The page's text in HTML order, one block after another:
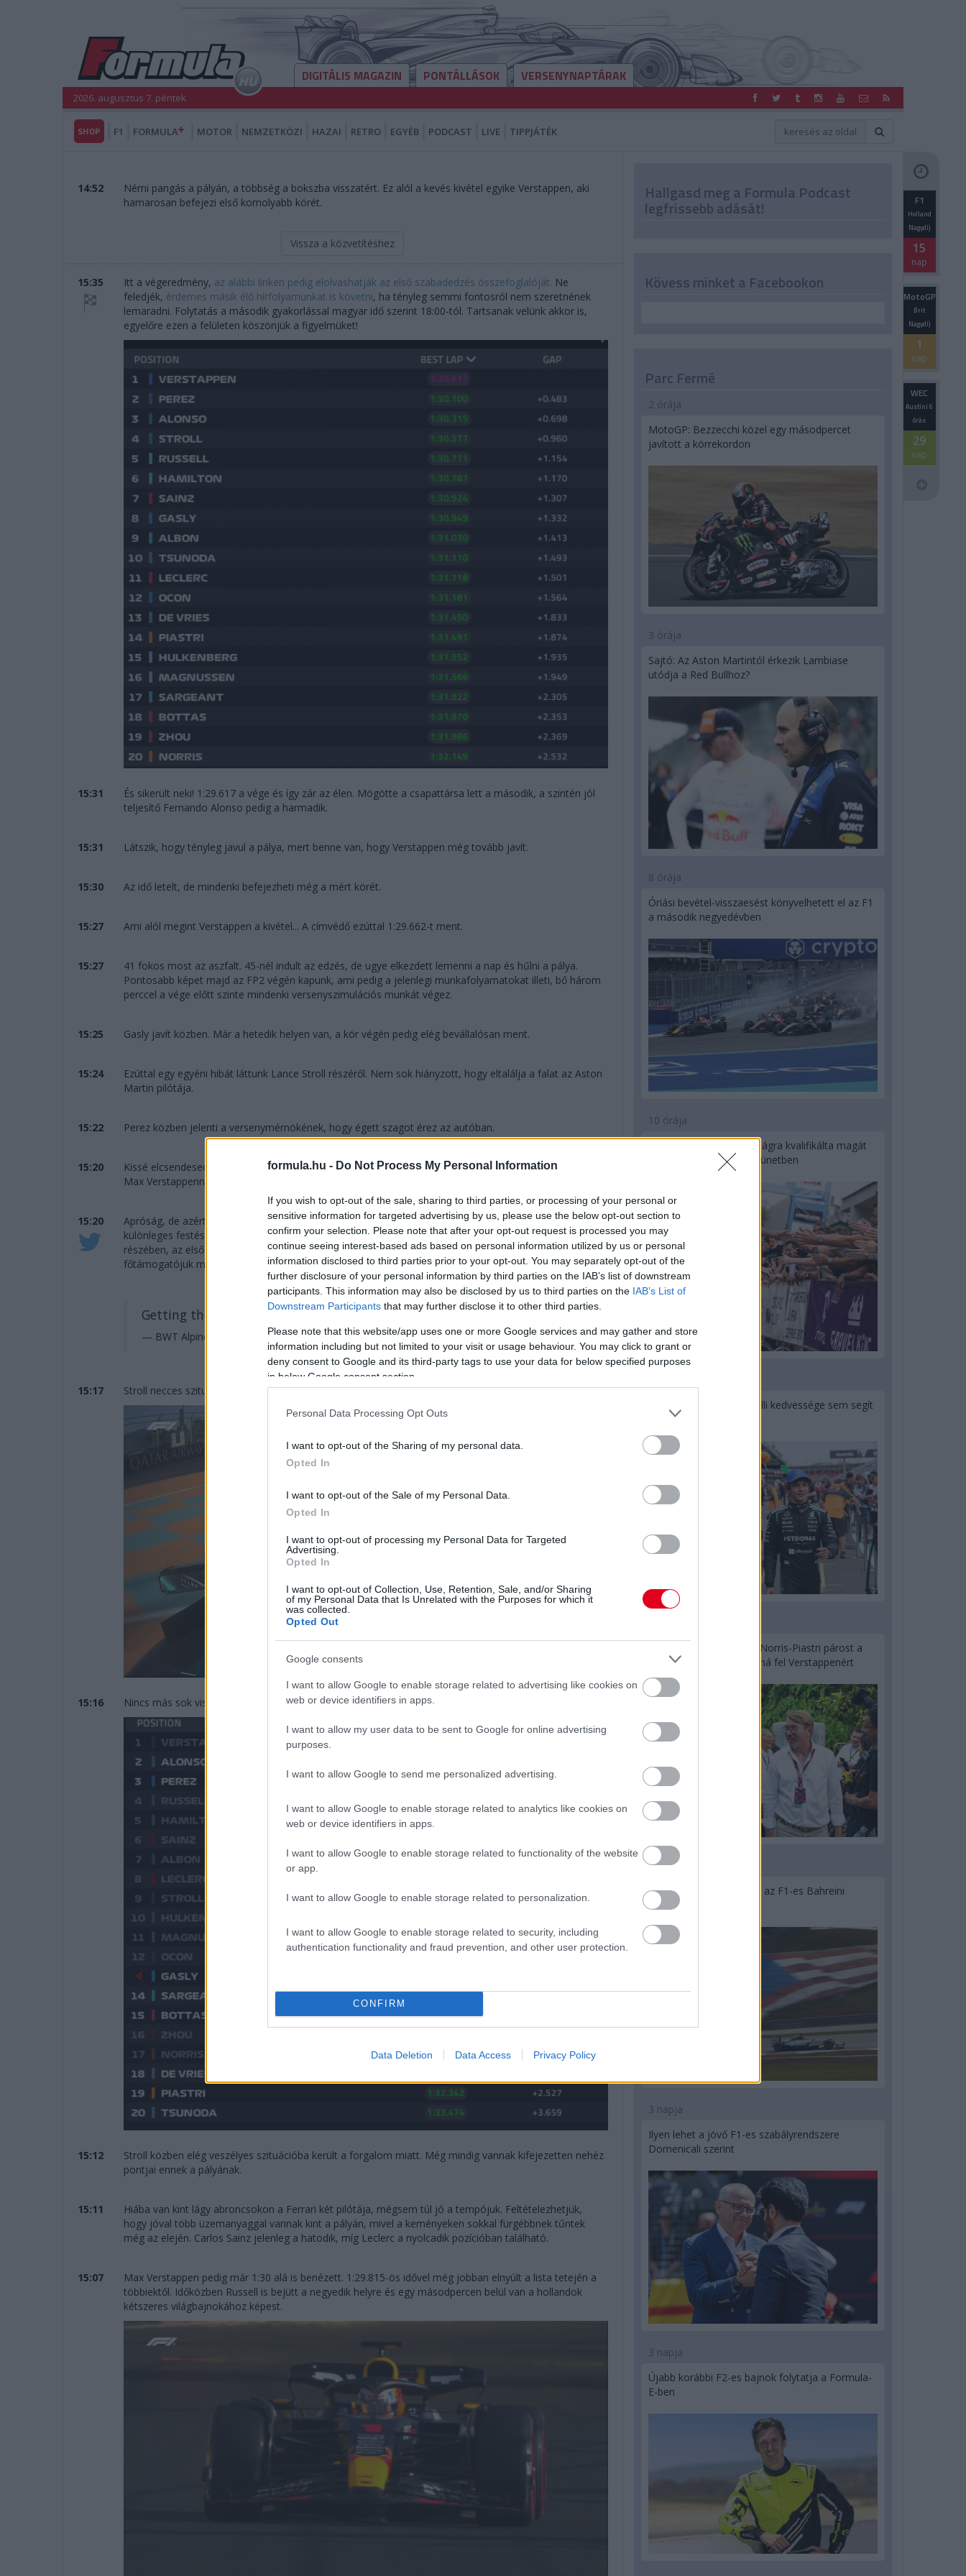
formula.hu - Do Not Process My Personal Information
If you wish to opt-out of the sale, sharing to third parties, or processing of your personal or
sensitive information for targeted advertising by us, please use the below opt-out section to
confirm your selection. Please note that after your opt-out request is processed you may
continue seeing interest-based ads based on personal information utilized by us or personal
information disclosed to third parties prior to your opt-out. You may separately opt-out of the
further disclosure of your personal information by third parties on the IAB’s list of downstream
participants. This information may also be disclosed by us to third parties on the IAB’s List of
Downstream Participants that may further disclose it to other third parties.
Please note that this website/app uses one or more Google services and may gather and store
information including but not limited to your visit or usage behaviour. You may click to grant or
deny consent to Google and its third-party tags to use your data for below specified purposes
in below Google consent section.
Personal Data Processing Opt Outs
I want to opt-out of the Sharing of my personal data.
Opted In
I want to opt-out of the Sale of my Personal Data.
Opted In
I want to opt-out of processing my Personal Data for Targeted
Advertising.
Opted In
I want to opt-out of Collection, Use, Retention, Sale, and/or Sharing
of my Personal Data that Is Unrelated with the Purposes for which it
was collected.
Opted Out
Google consents
I want to allow Google to enable storage related to advertising like cookies on
web or device identifiers in apps.
I want to allow my user data to be sent to Google for online advertising
purposes.
I want to allow Google to send me personalized advertising.
I want to allow Google to enable storage related to analytics like cookies on
web or device identifiers in apps.
I want to allow Google to enable storage related to functionality of the website
or app.
I want to allow Google to enable storage related to personalization.
I want to allow Google to enable storage related to security, including
authentication functionality and fraud prevention, and other user protection.
CONFIRM
Data Deletion Data Access Privacy Policy
DIGITÁLIS MAGAZIN PONTÁLLÁSOK VERSENYNAPTÁRAK
2026. augusztus 7. péntek
SHOP F1 FORMULA MOTOR NEMZETKÖZI HAZAI RETRO EGYÉB PODCAST LIVE TIPPJÁTÉK
14:52
Némi pangás a pályán, a többség a bokszba visszatért. Ez alól a kevés kivétel egyike Verstappen, aki
hamarosan befejezi első komolyabb körét.
Vissza a közvetítéshez
15:35 Itt a végeredmény, az alábbi linken pedig elolvashatják az első szabadedzés összefoglalóját. Ne
feledjék, érdemes másik élő hírfolyamunkat is követni, ha tényleg semmi fontosról nem szeretnének
lemaradni. Folytatás a második gyakorlással magyar idő szerint 18:00-tól. Tartsanak velünk akkor is,
egyelőre ezen a felületen köszönjük a figyelmüket!
15:31
És sikerült neki! 1:29.617 a vége és így zár az élen. Mögötte a csapattársa lett a második, a szintén jól
teljesítő Fernando Alonso pedig a harmadik.
15:31 Látszik, hogy tényleg javul a pálya, mert benne van, hogy Verstappen még tovább javít.
15:30 Az idő letelt, de mindenki befejezheti még a mért körét.
15:27 Ami alól megint Verstappen a kivétel... A címvédő ezúttal 1:29.662-t ment.
15:27
41 fokos most az aszfalt. 45-nél indult az edzés, de ugye elkezdett lemenni a nap és hűlni a pálya.
Pontosabb képet majd az FP2 végén kapunk, ami pedig a jelenlegi munkafolyamatokat illeti, bő három
perccel a vége előtt szinte mindenki versenyszimulációs munkát végez.
15:25 Gasly javít közben. Már a hetedik helyen van, a kör végén pedig elég bevállalósan ment.
15:24
Ezúttal egy egyéni hibát láttunk Lance Stroll részéről. Nem sok hiányzott, hogy eltalálja a falat az Aston
Martin pilótája.
15:22 Perez közben jelenti a versenymérnökének, hogy égett szagot érez az autóban.
15:20
Kissé elcsendesedett a pálya és nyugisabbá vált az edzés vége. Ez alól egy ember képez kivételt, akit
Max Verstappennek hívnak. A holland 1:29.790-ig javított.
15:20
Apróság, de azért jegyezzük fel most is, hogy az Alpine ezen a hétvégén a szezonnyitóhoz hasonlóan a
különleges festését használja. Nem ezt a fullosan rózsaszín autót látjuk majd az idény további
részében, az első két forduló során azonban akárcsak tavaly, egyedi dizájnnal jelentkeznek a
főtámogatójuk miatt.
Getting the laps in #SaudiArabianGP #Alpine pic.twitter.com/ijws7DYg3G
— BWT Alpine F1 Team (@AlpineF1Team) March 17, 2023
15:17 Stroll necces szituációja vizuálisan is megjelenítve.
15:16 Nincs más sok vissza. 14 perccel a leintés előtt ez az állás.
15:12
Stroll közben elég veszélyes szituációba került a forgalom miatt. Még mindig vannak kifejezetten nehéz
pontjai ennek a pályának.
15:11
Hiába van kint lágy abroncsokon a Ferrari két pilótája, mégsem túl jó a tempójuk. Feltételezhetjük,
hogy jóval több üzemanyaggal vannak kint a pályán, mivel a keményeken sokkal fürgébbnek tűntek
még az elején. Carlos Sainz jelenleg a hatodik, míg Leclerc a nyolcadik pozícióban található.
15:07
Max Verstappen pedig már 1:30 alá is benézett. 1:29.815-ös idővel még jobban elnyúlt a lista tetején a
többiektől. Időközben Russell is bejütt a negyedik helyre és egy másodpercen belül van a hollandok
kétszeres világbajnokához képest.
Hallgasd meg a Formula Podcast
legfrissebb adását! F1
Holland
Nagydíj
15
nap
MotoGP
Brit
Nagydíj
1
nap
WEC
Austini 6
órás
29
nap
Kövess minket a Facebookon
Parc Fermé
2 órája
MotoGP: Bezzecchi közel egy másodpercet
javított a körrekordon
3 órája
Sajtó: Az Aston Martintól érkezik Lambiase
utódja a Red Bullhoz?
8 órája
Óriási bevétel-visszaesést könyvelhetett el az F1
a második negyedévben
10 órája
Kerékpáros világbajnokságra kvalifikálta magát
Bottas az F1-es nyári szünetben
Montoya szerint Antonelli kedvessége sem segít
Russellen
Hakkinen megtartaná a Norris-Piastri párost a
McLarennél, nem borítaná fel Verstappenért
2 napja
Megvan, mikor kezdődik az F1-es Bahreini
Nagydíj Malajziában
3 napja
Ilyen lehet a jövő F1-es szabályrendszere
Domenicali szerint
3 napja
Újabb korábbi F2-es bajnok folytatja a Formula-
E-ben